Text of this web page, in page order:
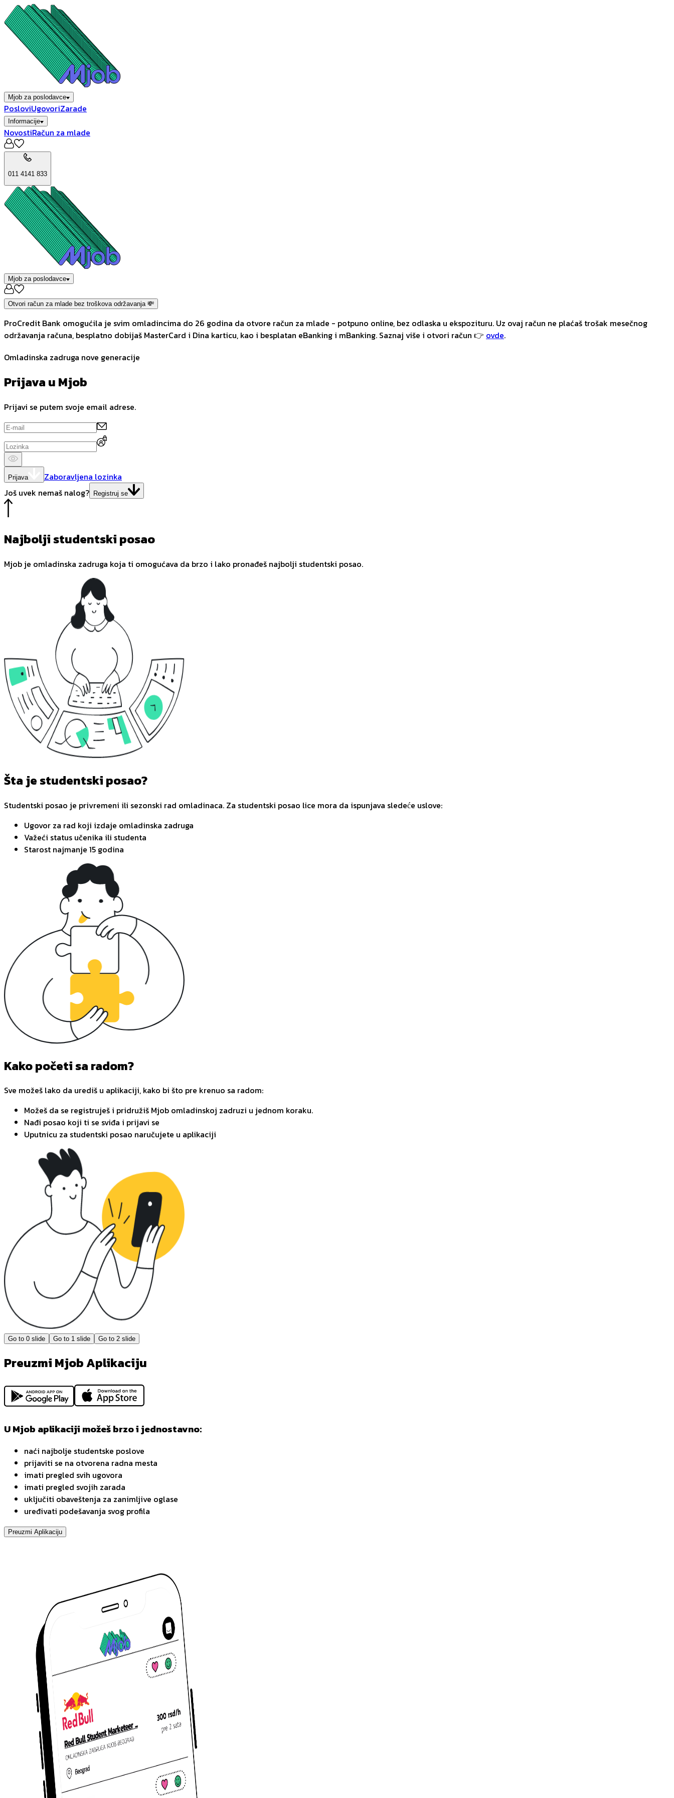
Mjob za poslodavce
PosloviUgovoriZarade
Informacije
NovostiRačun za mlade
011 4141 833
Mjob za poslodavce
Otvori račun za mlade bez troškova održavanja 💸
ProCredit Bank omogućila je svim omladincima do 26 godina da otvore račun za mlade - potpuno online, bez odlaska u ekspozituru. Uz ovaj račun ne plaćaš trošak mesečnog
održavanja računa, besplatno dobijaš MasterCard i Dina karticu, kao i besplatan eBanking i mBanking. Saznaj više i otvori račun 👉 ovde.
Omladinska zadruga nove generacije
Prijava u Mjob
Prijavi se putem svoje email adrese.
Prijava
Zaboravljena lozinka
Još uvek nemaš nalog? Registruj se
Najbolji studentski posao
Mjob je omladinska zadruga koja ti omogućava da brzo i lako pronađeš najbolji studentski posao.
Šta je studentski posao?
Studentski posao je privremeni ili sezonski rad omladinaca. Za studentski posao lice mora da ispunjava sledeće uslove:
Ugovor za rad koji izdaje omladinska zadruga
Važeći status učenika ili studenta
Starost najmanje 15 godina
Kako početi sa radom?
Sve možeš lako da urediš u aplikaciji, kako bi što pre krenuo sa radom:
Možeš da se registruješ i pridružiš Mjob omladinskoj zadruzi u jednom koraku.
Nađi posao koji ti se sviđa i prijavi se
Uputnicu za studentski posao naručujete u aplikaciji
Go to 0 slide Go to 1 slide Go to 2 slide
Preuzmi Mjob Aplikaciju
U Mjob aplikaciji možeš brzo i jednostavno:
naći najbolje studentske poslove
prijaviti se na otvorena radna mesta
imati pregled svih ugovora
imati pregled svojih zarada
uključiti obaveštenja za zanimljive oglase
uređivati podešavanja svog profila
Preuzmi Aplikaciju